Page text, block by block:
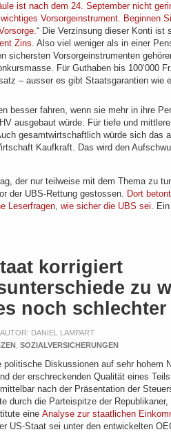
ist nach dem 24. September nicht
Vorsorgeinstrument. Beginnen
“ Die Verzinsung dieser Konti ist
Zins. Also viel weniger als in einer
sichersten Vorsorgeinstrumenten
Für Guthaben bis 100‘000
– ausser es gibt Staatsgarantien wie
besser fahren, wenn sie mehr in ihre
ausgebaut würde. Für tiefe und
gesamtwirtschaftlich würde sich das
Kaufkraft. Das wird den
der nur teilweise mit dem Thema zu
der UBS-Rettung gestossen.
Dort
Leserfragen, wie sicher die UBS sei .
korrigiert
zu
noch schlechter
AUTOR: DANIEL LAMPART
SOZIALVERSICHERUNGEN
politische Diskussionen auf sehr hohem
der erschreckenden Qualität eines
nach der Präsentation der
durch die Parteispitze der
eine Analyse zur staatlichen
US-Staat sei unter den entwickelten